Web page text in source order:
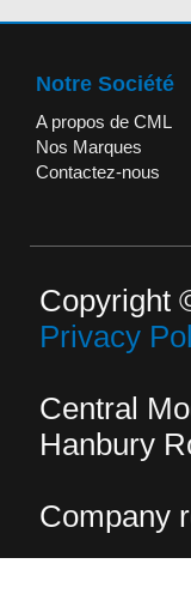
Notre Société
A propos de CML
Nos Marques
Contactez-nous
Copyright
Privacy
Central
Hanbury
Company